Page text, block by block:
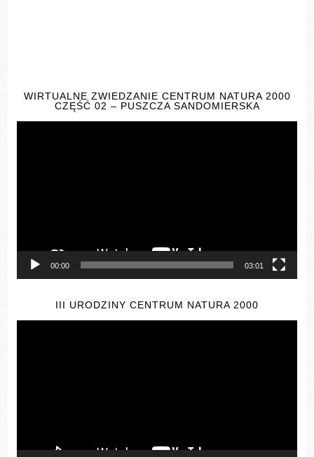
WIRTUALNE ZWIEDZANIE CENTRUM NATURA 2000
CZĘŚĆ 02 – PUSZCZA SANDOMIERSKA
00:00 03:01
III URODZINY CENTRUM NATURA 2000